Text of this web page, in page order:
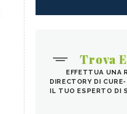
Trova
EFFETTUA UNA
DIRECTORY DI
IL TUO ESPERTO DI